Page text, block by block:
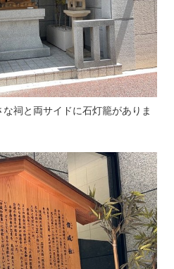
祠と両サイドに石灯籠がありま